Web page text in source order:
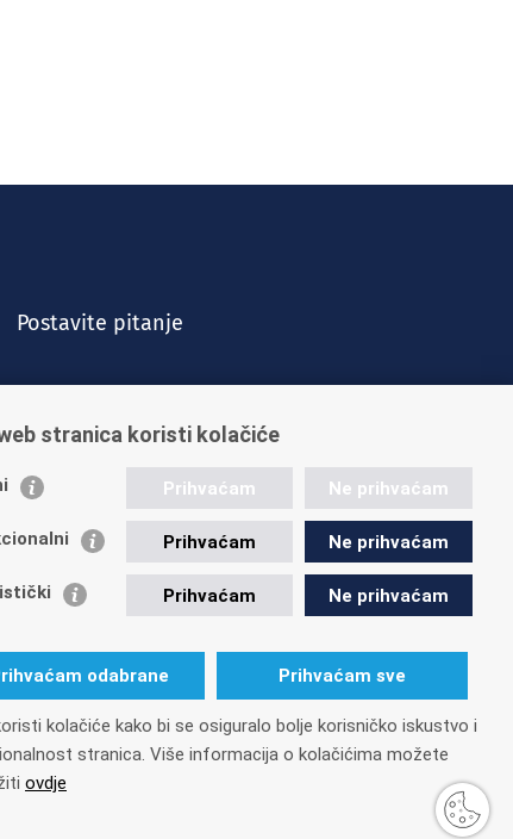
Postavite pitanje
Kontakt Posao u HZMO-u Impressum
OIB: 84397956623
stranica koristi kolačiće
Prihvaćam Ne prihvaćam
Prihvaćam Ne prihvaćam
Prihvaćam Ne prihvaćam
odabrane Prihvaćam sve
kolačiće kako bi se osiguralo bolje korisničko iskustvo i
stranica. Više informacija o kolačićima možete
ovdje